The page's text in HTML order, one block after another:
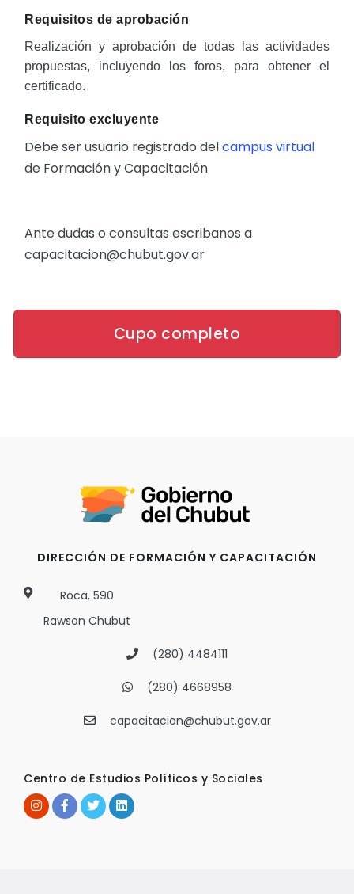
Requisitos de aprobación
Realización y aprobación de todas las actividades
propuestas, incluyendo los foros, para obtener el
certificado.
Requisito excluyente
Debe ser usuario registrado delcampus virtual
de Formación y Capacitación
Ante dudas o consultas escribanos a
capacitacion@chubut.gov.ar
Cupo completo
DIRECCIÓN DE FORMACIÓN Y CAPACITACIÓN
Roca, 590
Rawson Chubut
(280) 4484111
(280) 4668958
capacitacion@chubut.gov.ar
Centro de Estudios Políticos y Sociales